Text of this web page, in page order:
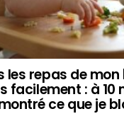
les repas de mon
facilement : à 10
ce que je